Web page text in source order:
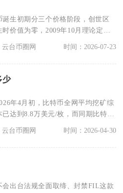
诞生初期分三个价格阶段，创世区
时价值为零，2009年10月理论定价
云台币圈网 时间：2026-07-23
少
年4月初，比特币全网平均挖矿综
已达到8.8万美元/枚，而同期比特币
云台币圈网 时间：2026-04-30
会出台法规全面取缔、封禁FIL这款